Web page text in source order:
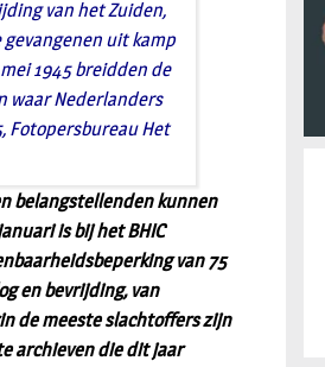
van het Zuiden,
uit kamp
1945 breidden de
waar Nederlanders
Fotopersbureau Het
belangstellenden kunnen
is bij het BHIC
van 75
en bevrijding, van
de meeste slachtoffers zijn
archieven die dit jaar